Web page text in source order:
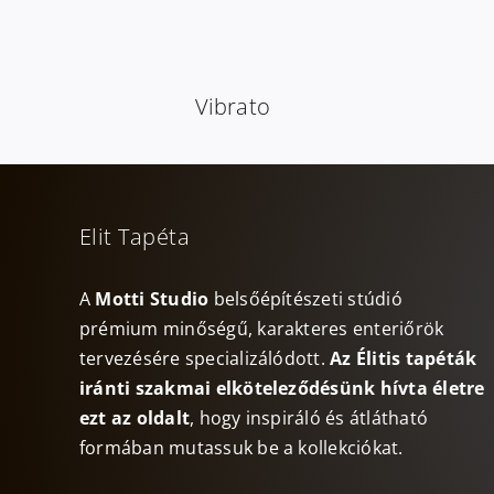
Vibrato
Elit Tapéta
A Motti Studio belsőépítészeti stúdió
prémium minőségű, karakteres enteriőrök
tervezésére specializálódott.Az Élitis tapéták
iránti szakmai elköteleződésünk hívta életre
ezt az oldalt, hogy inspiráló és átlátható
formában mutassuk be a kollekciókat.